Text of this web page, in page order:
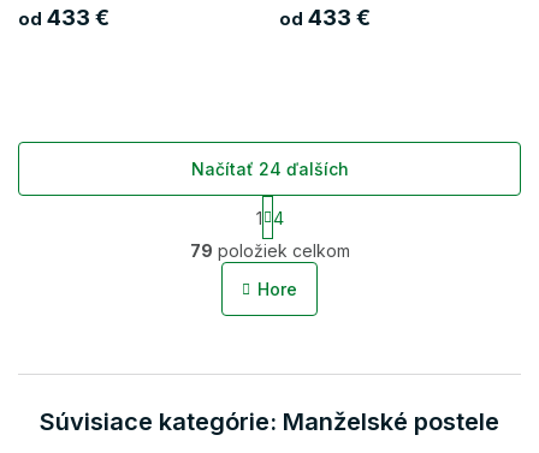
od 433 €
od 433 €
O
v
l
c
e
Načítať 24 ďalších
S
t
r
á
n
a
e
1 4
79 položiek celkom
Hore
Súvisiace kategórie: Manželské postele